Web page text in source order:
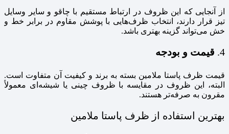
از آنجایی که این ظروف در ارتباط مستقیم با چاقو و سایر وسایل
تیز قرار دارند، انتخاب ظرف‌هایی با پوشش مقاوم در برابر خط و
خش می‌تواند گزینه بهتری باشد.
4. قیمت و بودجه
قیمت ظرف پاستا ملامین بسته به برند و کیفیت آن متفاوت است.
البته، این ظروف در مقایسه با ظروف چینی یا شیشه‌ای معمولاً
مقرون به صرفه‌تر هستند.
بهترین استفاده از ظرف پاستا ملامین